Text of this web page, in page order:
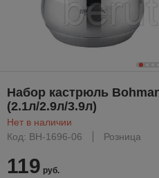
Набор кастрюль
(2.1л/2.9л/3.9л)
Нет в наличии
Код: BH-1696-06
Розница
119 руб.